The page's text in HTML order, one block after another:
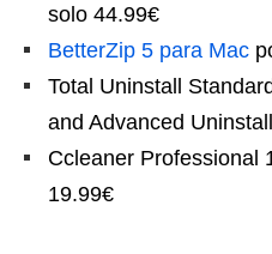
solo 44.99€
BetterZip 5 para Mac
Total Uninstall
and Advanced
Ccleaner Professional
19.99€